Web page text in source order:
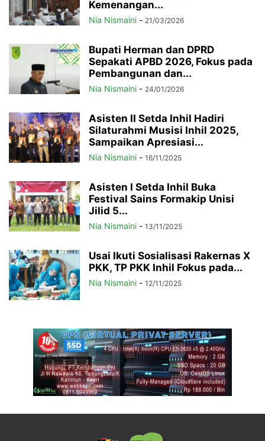
Kemenangan...
Nia Nismaini - 21/03/2026
Bupati Herman dan DPRD
Sepakati APBD 2026, Fokus pada
Pembangunan dan...
Nia Nismaini - 24/01/2026
Asisten II Setda Inhil Hadiri
Silaturahmi Musisi Inhil 2025,
Sampaikan Apresiasi...
Nia Nismaini - 16/11/2025
Asisten I Setda Inhil Buka
Festival Sains Formakip Unisi
Jilid 5...
Nia Nismaini - 13/11/2025
Usai Ikuti Sosialisasi Rakernas X
PKK, TP PKK Inhil Fokus pada...
Nia Nismaini - 12/11/2025